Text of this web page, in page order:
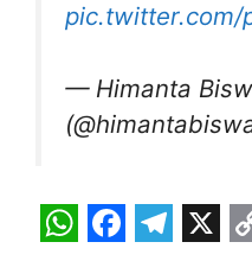
pic.twitter.com/
— Himanta